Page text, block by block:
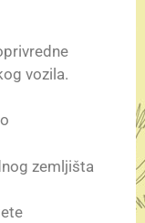
vozila.
zemljišta